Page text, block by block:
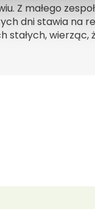
Z małego
dni stawia na
wierząc,